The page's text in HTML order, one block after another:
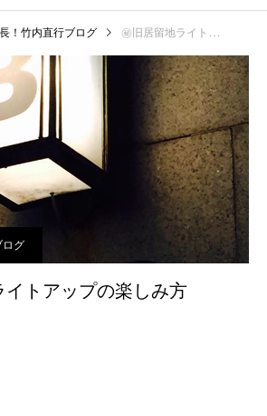
！竹内直行ブログ ㊙️旧居留地ライトアップの楽しみ方
ログ
イトアップの楽しみ方